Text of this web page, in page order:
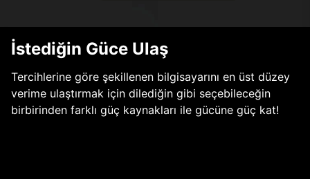
İstediğin Güce Ulaş
Tercihlerine göre şekillenen bilgisayarını en üst düzey
verime ulaştırmak için dilediğin gibi seçebileceğin
birbirinden farklı güç kaynakları ile gücüne güç kat!